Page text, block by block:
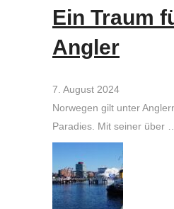
Ein Traum
Angler
7. August 2024
Norwegen gilt unter
Paradies. Mit seiner über …